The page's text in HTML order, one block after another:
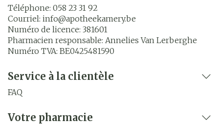
Téléphone: 058 23 31 92
Courriel: info@apotheekamery.be
Numéro de licence: 381601
Pharmacien responsable: Annelies Van Lerberghe
Numéro TVA: BE0425481590
Service à la clientèle
FAQ
Votre pharmacie